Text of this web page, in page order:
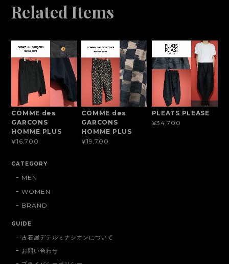
Related Items
COMME des
GARCONS
HOMME PLUS
¥16,700
COMME des
GARCONS
HOMME PLUS
¥19,700
PLEATS PLEASE
¥34,700
CATEGORY
MEN
WOMEN
BRAND
GUIDE
古着屋デテルミナシオンについて
お問い合わせ